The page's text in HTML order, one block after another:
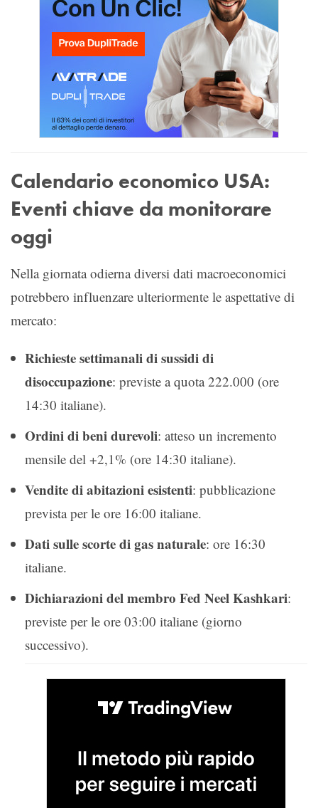
Calendario economico USA:
Eventi chiave da monitorare
oggi
Nella giornata odierna diversi dati macroeconomici
potrebbero influenzare ulteriormente le aspettative di
mercato:
Richieste settimanali di sussidi di
disoccupazione: previste a quota 222.000 (ore
14:30 italiane).
Ordini di beni durevoli: atteso un incremento
mensile del +2,1% (ore 14:30 italiane).
Vendite di abitazioni esistenti: pubblicazione
prevista per le ore 16:00 italiane.
Dati sulle scorte di gas naturale: ore 16:30
italiane.
Dichiarazioni del membro Fed Neel Kashkari:
previste per le ore 03:00 italiane (giorno
successivo).